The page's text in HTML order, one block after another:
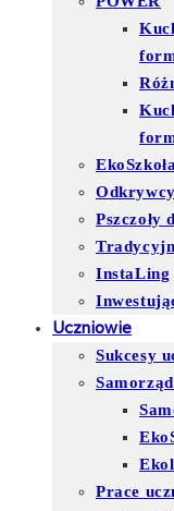
EkoSzkoła
Odkrywcy
Pszczoły
InstaLing
Uczniowie
Sukcesy
Prace